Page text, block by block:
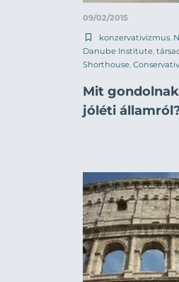
09/02/2015
konzervativizmus
Danube Institute
Shorthouse
Mit
jóléti